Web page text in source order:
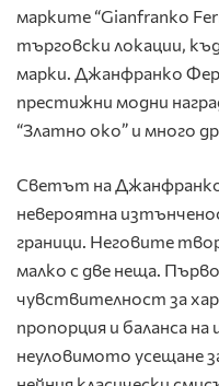
марките “Gianfranko
търговски локации,
марки. Джанфранко
престижни модни
“Златно око” и много
Светът на
невероятна
граници. Неговите
малко с две неща.
чувствителност за
пропорция и баланса
неуловимото усещане